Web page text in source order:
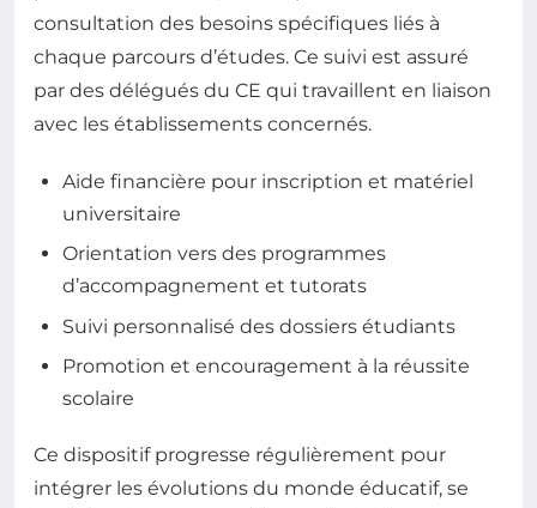
consultation des besoins spécifiques liés à
chaque parcours d’études. Ce suivi est assuré
par des délégués du CE qui travaillent en liaison
avec les établissements concernés.
Aide financière pour inscription et matériel
universitaire
Orientation vers des programmes
d’accompagnement et tutorats
Suivi personnalisé des dossiers étudiants
Promotion et encouragement à la réussite
scolaire
Ce dispositif progresse régulièrement pour
intégrer les évolutions du monde éducatif, se